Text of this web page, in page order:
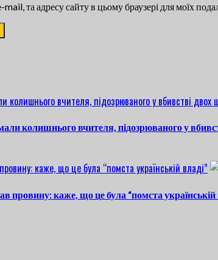
mail, та адресу сайту в цьому браузері для моїх
колишнього вчителя, підозрюваного у вбивстві двох
колишнього вчителя, підозрюваного у
каже, що це була “помста українській владі”
провину: каже, що це була “помста українській